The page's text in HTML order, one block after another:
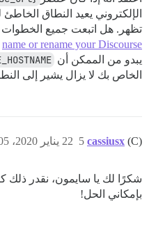
الإلكتروني يعيد النطاق
تظهر. هل اتبعت جميع
name or rename your Discourse
يبدو من الممكن أن
الخاص بك لا يزال يشير إلى
cassiusx (C) 22 يناير 2020، 12:05ص 5
شكرًا لك يا سايمون، نقدر ذلك
بإمكاني الحل!